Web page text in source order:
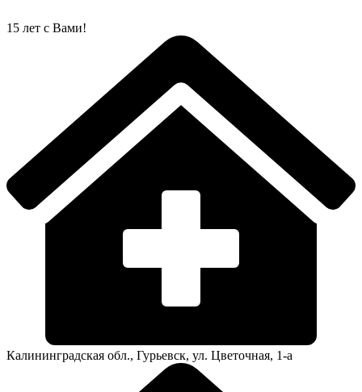
к15 лет с Вами!
Калининградская обл., Гурьевск, ул. Цветочная, 1-а